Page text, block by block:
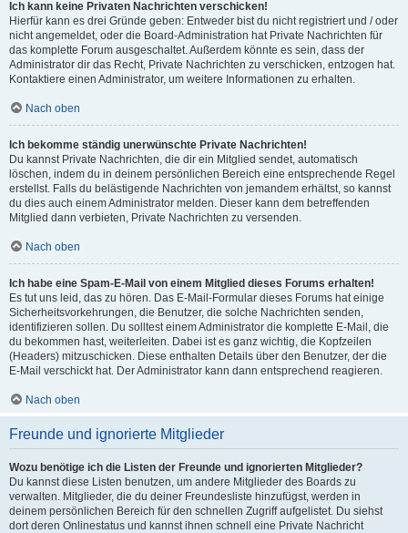
Ich kann keine Privaten Nachrichten verschicken!
Hierfür kann es drei Gründe geben: Entweder bist du nicht registriert und / oder
nicht angemeldet, oder die Board-Administration hat Private Nachrichten für
das komplette Forum ausgeschaltet. Außerdem könnte es sein, dass der
Administrator dir das Recht, Private Nachrichten zu verschicken, entzogen hat.
Kontaktiere einen Administrator, um weitere Informationen zu erhalten.
Nach oben
Ich bekomme ständig unerwünschte Private Nachrichten!
Du kannst Private Nachrichten, die dir ein Mitglied sendet, automatisch
löschen, indem du in deinem persönlichen Bereich eine entsprechende Regel
erstellst. Falls du belästigende Nachrichten von jemandem erhältst, so kannst
du dies auch einem Administrator melden. Dieser kann dem betreffenden
Mitglied dann verbieten, Private Nachrichten zu versenden.
Nach oben
Ich habe eine Spam-E-Mail von einem Mitglied dieses Forums erhalten!
Es tut uns leid, das zu hören. Das E-Mail-Formular dieses Forums hat einige
Sicherheitsvorkehrungen, die Benutzer, die solche Nachrichten senden,
identifizieren sollen. Du solltest einem Administrator die komplette E-Mail, die
du bekommen hast, weiterleiten. Dabei ist es ganz wichtig, die Kopfzeilen
(Headers) mitzuschicken. Diese enthalten Details über den Benutzer, der die
E-Mail verschickt hat. Der Administrator kann dann entsprechend reagieren.
Nach oben
Freunde und ignorierte Mitglieder
Wozu benötige ich die Listen der Freunde und ignorierten Mitglieder?
Du kannst diese Listen benutzen, um andere Mitglieder des Boards zu
verwalten. Mitglieder, die du deiner Freundesliste hinzufügst, werden in
deinem persönlichen Bereich für den schnellen Zugriff aufgelistet. Du siehst
dort deren Onlinestatus und kannst ihnen schnell eine Private Nachricht